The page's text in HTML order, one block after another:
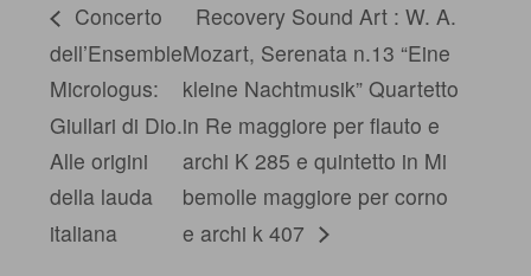
Concerto
dell’Ensemble
Micrologus:
Giullari di Dio.
Alle origini
della lauda
italiana
Recovery Sound Art : W. A.
Mozart, Serenata n.13 “Eine
kleine Nachtmusik” Quartetto
in Re maggiore per flauto e
archi K 285 e quintetto in Mi
bemolle maggiore per corno
e archi k 407